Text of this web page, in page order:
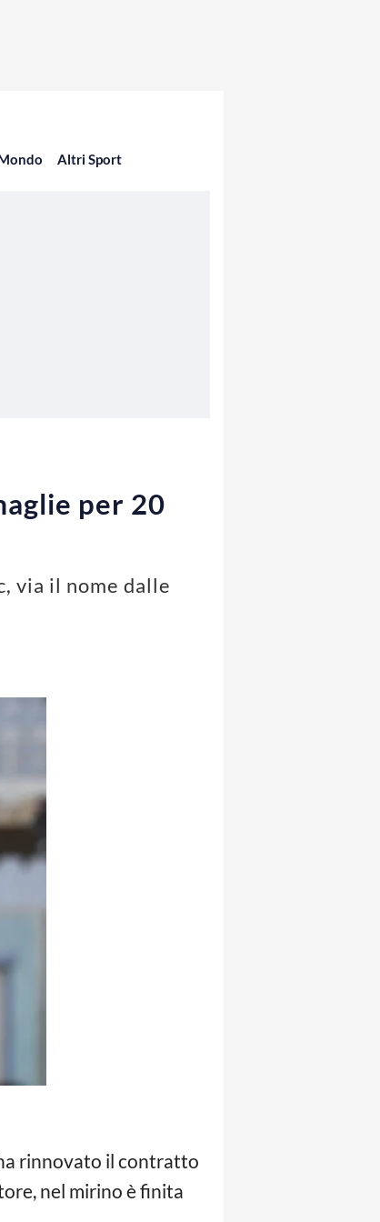
Altri Sport
per 20
via il nome dalle
rinnovato il contratto
nel mirino è finita